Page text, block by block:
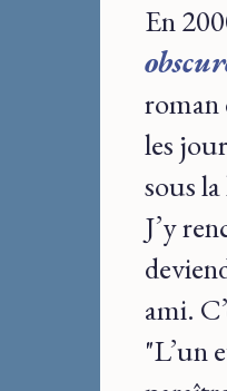
En
roman
les
sous
J’y
ami.
"L’un